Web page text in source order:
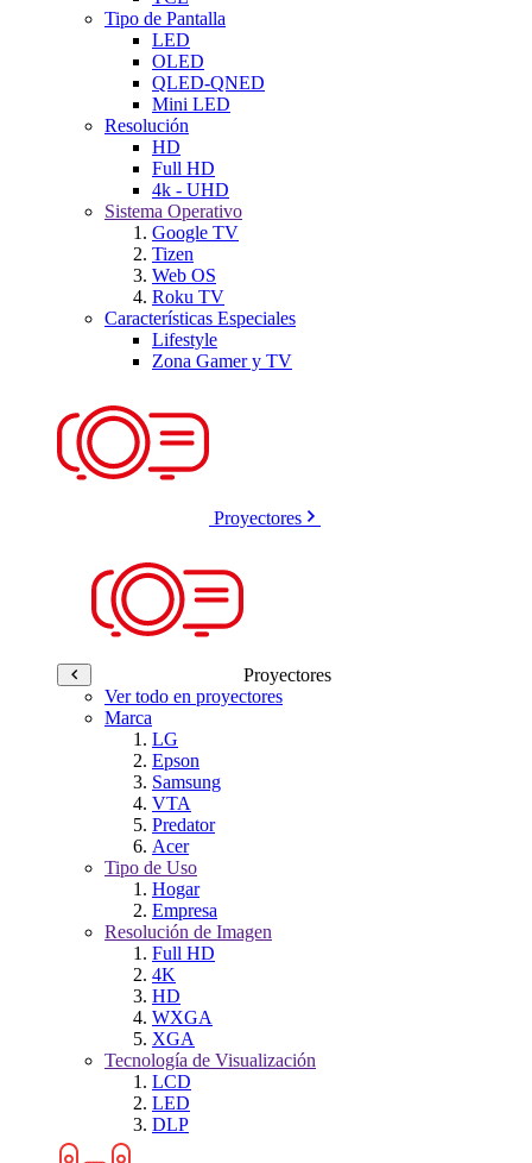
Tipo de Pantalla
LED
OLED
QLED-QNED
Mini LED
Resolución
HD
Full HD
4k - UHD
Sistema Operativo
Google TV
Tizen
Web OS
Roku TV
Características Especiales
Lifestyle
Zona Gamer y TV
Proyectores
Proyectores
Ver todo en proyectores
Marca
LG
Epson
Samsung
VTA
Predator
Acer
Tipo de Uso
Hogar
Empresa
Resolución de Imagen
Full HD
4K
HD
WXGA
XGA
Tecnología de Visualización
LCD
LED
DLP